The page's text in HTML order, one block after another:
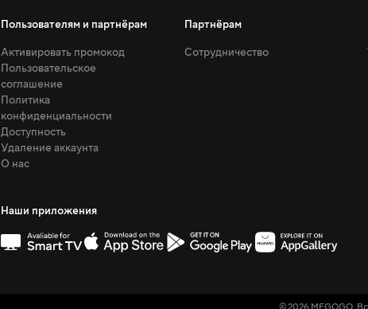
Пользователям и партнёрам
Активировать промокод
Пользовательское
соглашение
Политика
конфиденциальности
Доступность
Удаление аккаунта
О нас
Партнёрам
Сотрудничество
Наши приложения